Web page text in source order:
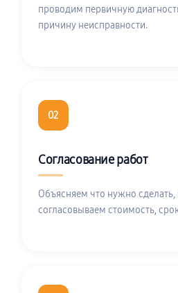
проводим первичную
причину неисправности.
02
Согласование работ
Объясняем что нужно
согласовываем стоимость,